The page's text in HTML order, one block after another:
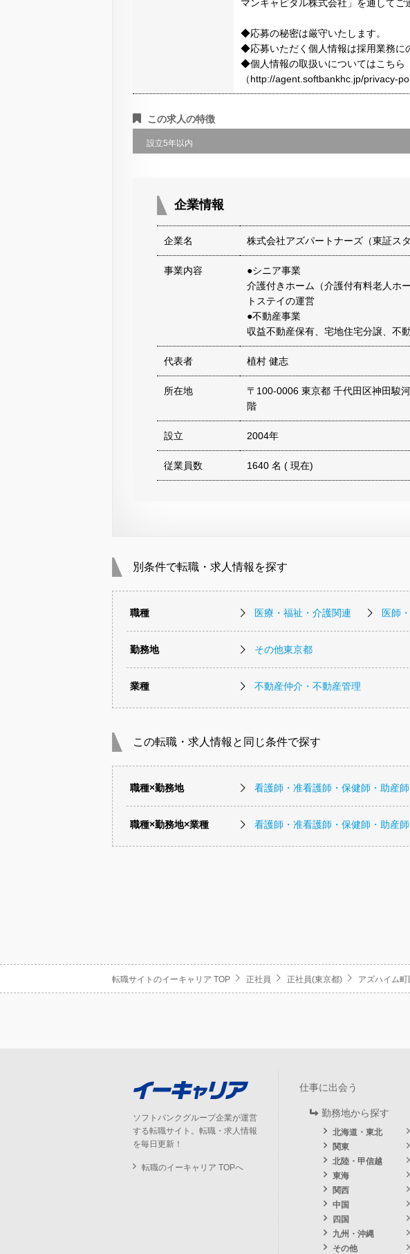
マンキャピタル株式会社」を通してご
◆応募の秘密は厳守いたします。
◆応募いただく個人情報は採用業務に
◆個人情報の取扱いについてはこちら
（http://agent.softbankhc.jp/privacy-
この求人の特徴
設立5年以内
企業情報
企業名 株式会社アズパートナーズ（東証ス
事業内容
●シニア事業
介護付きホーム（介護付有料老人ホ
トステイの運営
●不動産事業
収益不動産保有、宅地住宅分譲、不
代表者 植村 健志
所在地
〒100-0006 東京都 千代田区神田駿
階
設立 2004年
従業員数 1640 名 ( 現在)
別条件で転職・求人情報を探す
職種 医療・福祉・介護関連 医師
勤務地 その他東京都
業種 不動産仲介・不動産管理
この転職・求人情報と同じ条件で探す
職種×勤務地 看護師・准看護師・保健師・助産
職種×勤務地×業種 看護師・准看護師・保健師・助
転職サイトのイーキャリア TOP 正社員 正社員(東京都) アズハイム
ソフトバンクグループ企業が運営
する転職サイト。転職・求人情報
を毎日更新！
転職のイーキャリア TOPへ
仕事に出会う
勤務地から探す
北海道・東北
関東
北陸・甲信越
東海
関西
中国
四国
九州・沖縄
その他